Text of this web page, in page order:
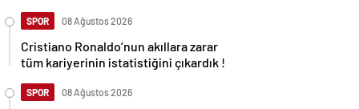
SPOR 08 Ağustos 2026
Cristiano Ronaldo’nun akıllara zarar
tüm kariyerinin istatistiğini çıkardık !
SPOR 08 Ağustos 2026